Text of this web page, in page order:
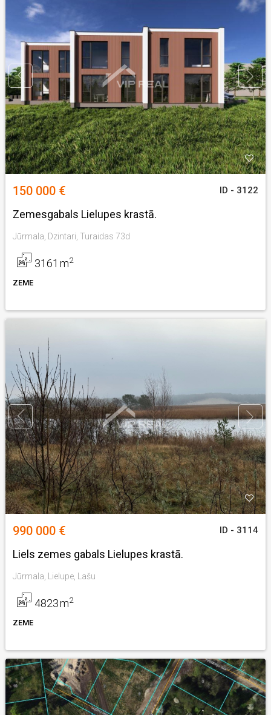
150 000 € ID - 3122
Zemesgabals Lielupes krastā.
Jūrmala, Dzintari, Turaidas 73d
3161 m2
ZEME
990 000 € ID - 3114
Liels zemes gabals Lielupes krastā.
Jūrmala, Lielupe, Lašu
4823m2
ZEME